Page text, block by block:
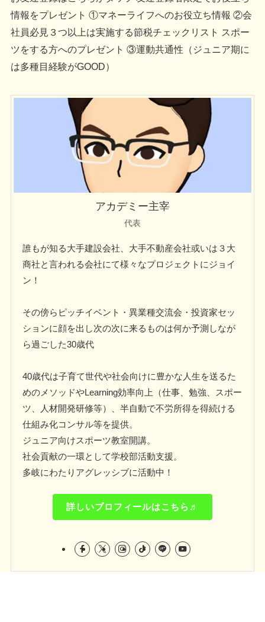
情報をプレゼント ①マネーライフへのお役立ち情報 ②会
社員必見３つ以上は実施する節税チェックリスト スポー
ツをする方へのプレゼント ③運動共通性（ジュニア期に
は多種目経験がGOOD）
アカデミー主宰
代表
誰もが知る大手建設会社、大手不動産会社或いは３大
商社と言われる会社にて様々なプロジェクトにジョイ
ン！
その傍らピッチイベント・異業種交流会・投資家セッ
ションに顔を出し次の次に来るものは何か予測しなが
ら過ごした30歳代
40歳代は子育て世代や社会向けに豊かな人生を送るた
めのメソッドやLearning効率向上（仕事、勉強、スポー
ツ、人材開発研修等）、半自動で不労所得を得続ける
仕組み化コンサル等を提供。
ジュニア向けスポーツ教室開講。
社会貢献の一環として学校部活動支援。
多岐にわたりアグレッシブに活動中！
詳しいプロフィールはこちら♬